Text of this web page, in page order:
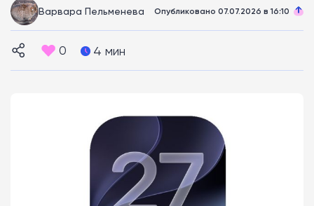
Варвара Пельменева Опубликовано 07.07.2026 в 16:10
0 4 мин